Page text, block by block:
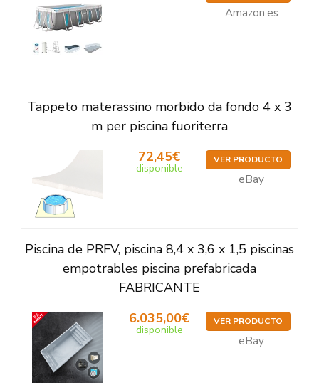
Amazon.es
Tappeto materassino morbido da fondo 4 x 3
m per piscina fuoriterra
72,45€
disponible
VER PRODUCTO
eBay
Piscina de PRFV, piscina 8,4 x 3,6 x 1,5 piscinas
empotrables piscina prefabricada
FABRICANTE
6.035,00€
disponible
VER PRODUCTO
eBay